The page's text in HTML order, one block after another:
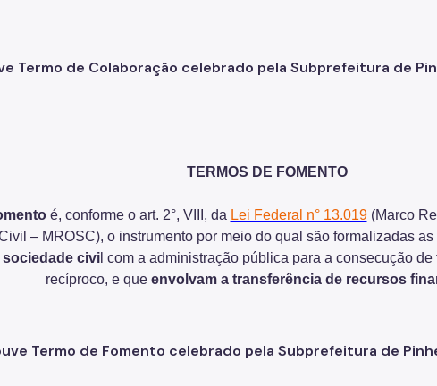
Termo de Colaboração celebrado pela Subprefeitura de
TERMOS DE FOMENTO
é, conforme o art. 2°, VIII, da Lei Federal n° 13.019(Marco
– MROSC), o instrumento por meio do qual são formalizadas as
civil com a administração pública para a consecução
recíproco, e que envolvam a transferência de recursos
Termo de Fomento celebrado pela Subprefeitura de